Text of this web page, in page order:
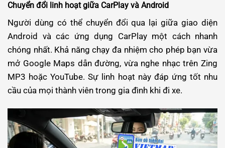
Chuyển đổi linh hoạt giữa CarPlay và Android
Người dùng có thể chuyển đổi qua lại giữa giao diện
Android và các ứng dụng CarPlay một cách nhanh
chóng nhất. Khả năng chạy đa nhiệm cho phép bạn vừa
mở Google Maps dẫn đường, vừa nghe nhạc trên Zing
MP3 hoặc YouTube. Sự linh hoạt này đáp ứng tốt nhu
cầu của mọi thành viên trong gia đình khi đi xe.